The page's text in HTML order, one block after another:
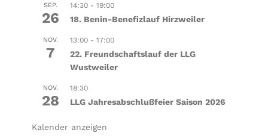
SEP.
26
14:30- 19:00
18. Benin-Benefizlauf Hirzweiler
NOV.
7
13:00- 17:00
22. Freundschaftslauf der LLG
Wustweiler
NOV.
28
18:30
LLG Jahresabschlußfeier Saison 2026
Kalender anzeigen